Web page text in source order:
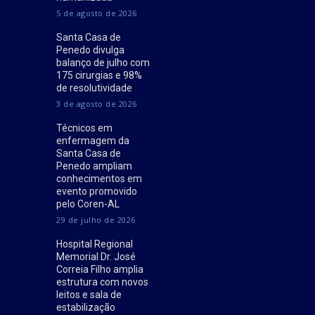
5 de agosto de 2026
Santa Casa de
Penedo divulga
balanço de julho com
175 cirurgias e 98%
de resolutividade
3 de agosto de 2026
Técnicos em
enfermagem da
Santa Casa de
Penedo ampliam
conhecimentos em
evento promovido
pelo Coren-AL
29 de julho de 2026
Hospital Regional
Memorial Dr. José
Correia Filho amplia
estrutura com novos
leitos e sala de
estabilização